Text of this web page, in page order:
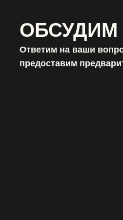
ОБСУДИМ
Ответим на ваши
предоставим